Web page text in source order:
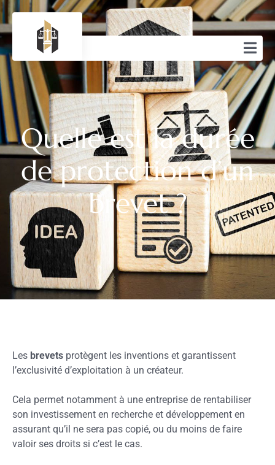
Quelle est la durée
de protection d’un
brevet ?
Les brevets protègent les inventions et garantissent
l’exclusivité d’exploitation à un créateur.
Cela permet notamment à une entreprise de rentabiliser
son investissement en recherche et développement en
assurant qu’il ne sera pas copié, ou du moins de faire
valoir ses droits si c’est le cas.